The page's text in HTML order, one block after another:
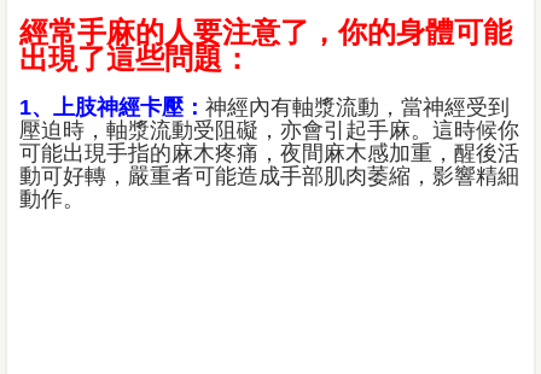
經常手麻的人要注意了，你的身體可能
出現了這些問題：
1、上肢神經卡壓： 神經內有軸漿流動，當神經受到
壓迫時，軸漿流動受阻礙，亦會引起手麻。這時候你
可能出現手指的麻木疼痛，夜間麻木感加重，醒後活
動可好轉，嚴重者可能造成手部肌肉萎縮，影響精細
動作。